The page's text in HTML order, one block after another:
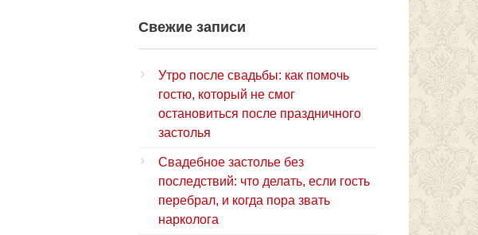
Свежие записи
Утро после свадьбы: как помочь
гостю, который не смог
остановиться после праздничного
застолья
Свадебное застолье без
последствий: что делать, если гость
перебрал, и когда пора звать
нарколога